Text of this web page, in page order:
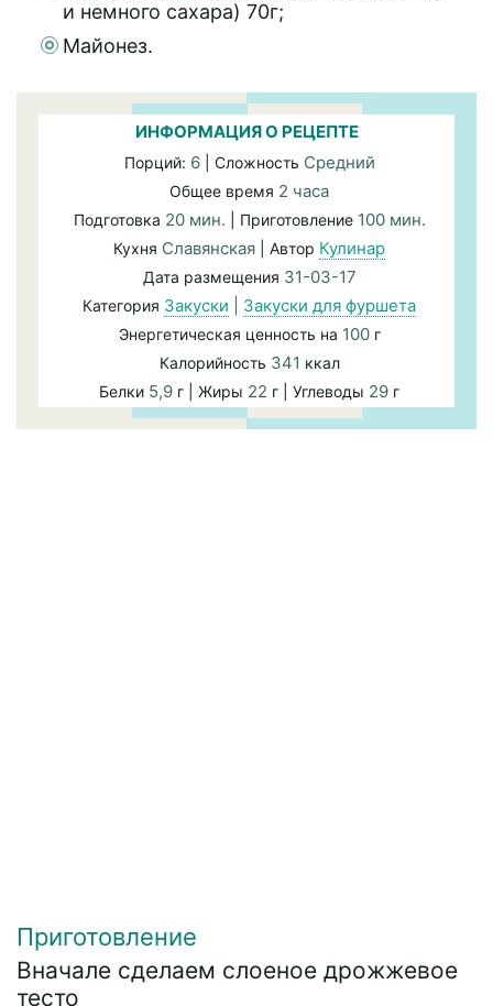
и немного сахара) 70г;
Майонез.
ИНФОРМАЦИЯ О РЕЦЕПТЕ
Порций: 6| Сложность Средний
Общее время 2 часа
Подготовка 20 мин. | Приготовление 100 мин.
Кухня Славянская | Автор Кулинар
Дата размещения 31-03-17
Категория Закуски Закуски для фуршета
Энергетическая ценность на 100г
Калорийность 341 ккал
Белки 5,9 г | Жиры 22 г | Углеводы 29 г
Приготовление
Вначале сделаем слоеное дрожжевое
тесто